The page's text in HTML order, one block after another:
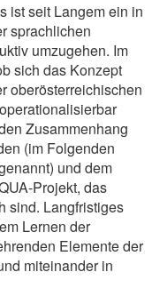
ist seit Langem ein in
sprachlichen
umzugehen. Im
sich das Konzept
oberösterreichischen
Zusammenhang
(im Folgenden
und dem
Projekt, das
sind. Langfristiges
Lernen der
Elemente der
miteinander in